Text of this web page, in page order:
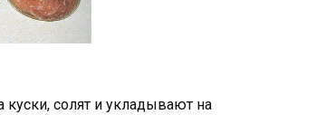
куски, солят и укладывают на